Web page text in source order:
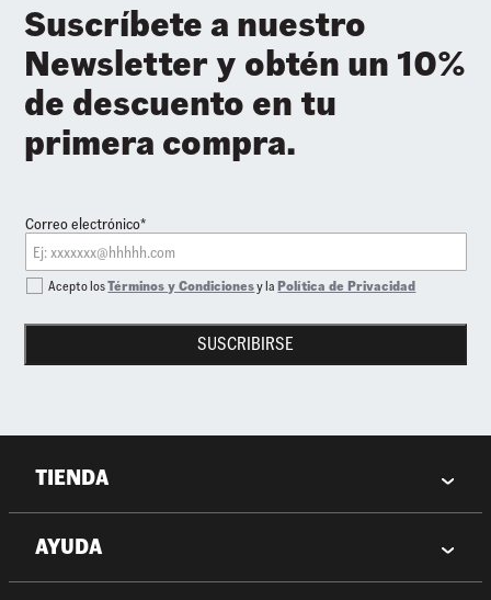
Suscríbete a nuestro
Newsletter y obtén un 10%
de descuento en tu
primera compra.
Correo electrónico*
SUSCRIBIRSE
Acepto losTérminos y Condicionesy laPolítica de Privacidad
TIENDA
AYUDA